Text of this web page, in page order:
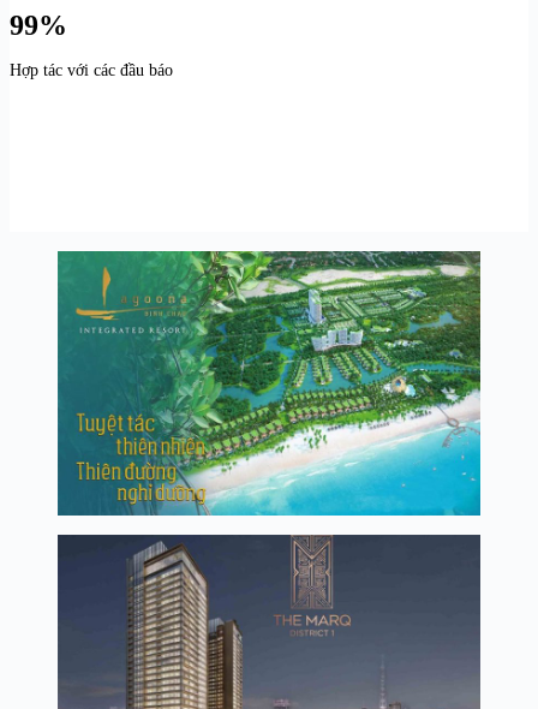
99%
Hợp tác với các đầu báo